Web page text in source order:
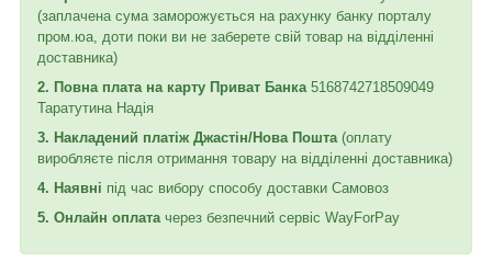
(заплачена сума заморожується на рахунку банку порталу
пром.юа, доти поки ви не заберете свій товар на відділенні
доставника)
2. Повна плата на карту Приват Банка 5168742718509049
Таратутина Надія
3. Накладений платіж Джастін/Нова Пошта (оплату
виробляєте після отримання товару на відділенні доставника)
4. Наявні під час вибору способу доставки Самовоз
5. Онлайн оплата через безпечний сервіс WayForPay